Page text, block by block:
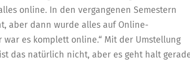
online. In den vergangenen Semestern
aber dann wurde alles auf Online-
es komplett online.“ Mit der Umstellung
das natürlich nicht, aber es geht halt